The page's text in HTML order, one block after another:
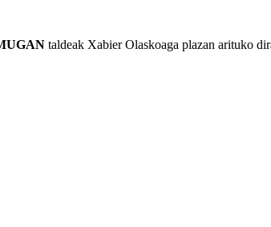
taldeak Xabier Olaskoaga plazan arituko